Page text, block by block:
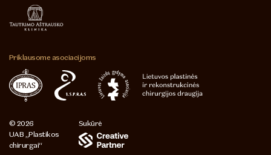
Priklausome asociacijoms
© 2026
UAB „Plastikos
chirurgai“
Sukūrė